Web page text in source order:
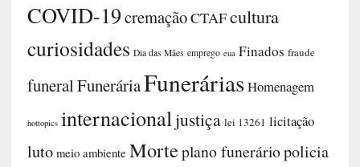
COVID-19cremaçãoCTAFcultura
curiosidades Dia das Mães emprego eua Finados fraude
funeralFuneráriaFuneráriasHomenagem
hottopics internacionaljustiça lei 13261 licitação
luto meio ambiente Morteplano funeráriopolicia